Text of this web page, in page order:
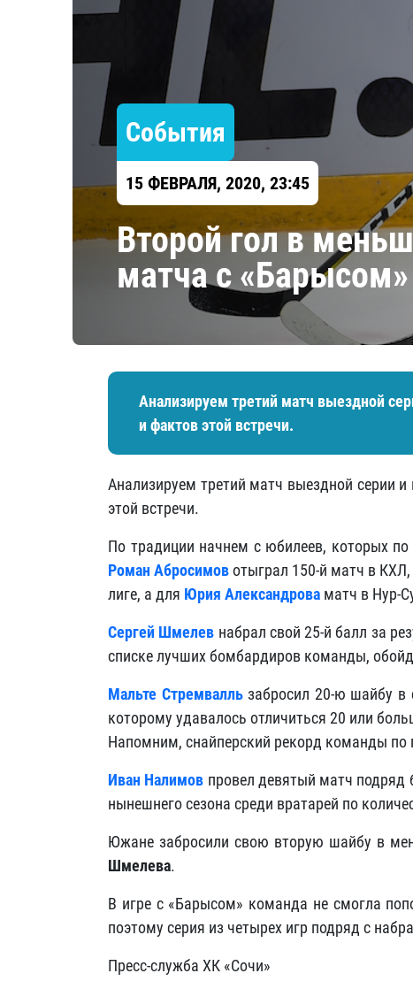
Локомотив
Северсталь
ЦСКА
Шанхайские Драконы
События
15 ФЕВРАЛЯ, 2020, 23:45
Второй гол в
матча с «Барысом»
Анализируем третий матч выездной
и фактов этой встречи.
Анализируем третий матч выездной серии
этой встречи.
По традиции начнем с юбилеев, которых
Роман Абросимовотыграл 150-й матч в КХЛ,
лиге, а для Юрия Александрова матч в Нур-
Сергей Шмелев набрал свой 25-й балл за
списке лучших бомбардиров команды,
Мальте Стремвалльзабросил 20-ю шайбу в
которому удавалось отличиться 20 или
Напомним, снайперский рекорд команды по
Иван Налимов провел девятый матч подряд
нынешнего сезона среди вратарей по
Южане забросили свою вторую шайбу в
Шмелева.
В игре с «Барысом» команда не смогла
поэтому серия из четырех игр подряд с
Пресс-служба ХК «Сочи»